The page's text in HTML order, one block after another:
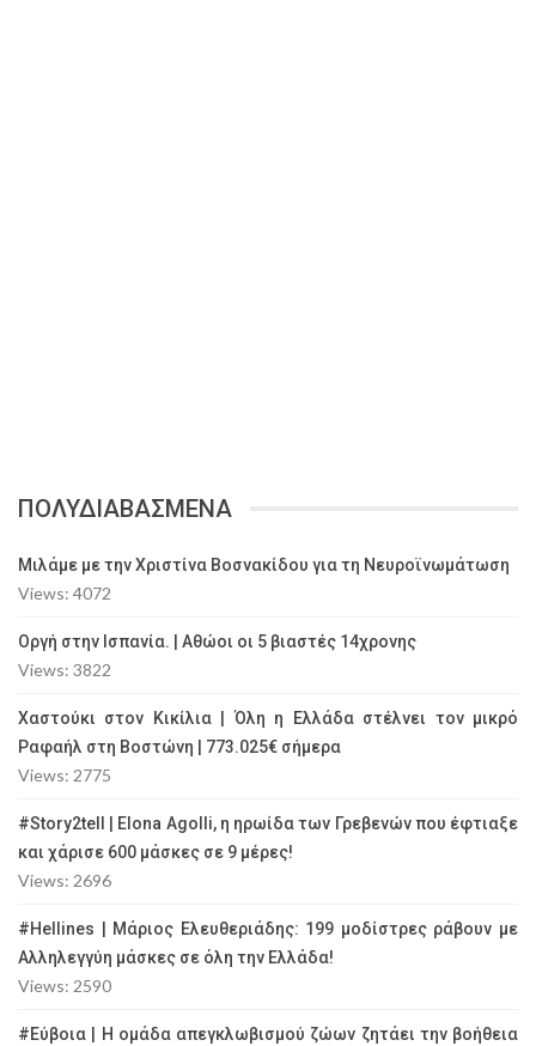
ΠΟΛΥΔΙΑΒΑΣΜΕΝΑ
Μιλάμε με την Χριστίνα Βοσνακίδου για τη Νευροϊνωμάτωση
Views: 4072
Οργή στην Ισπανία. | Αθώοι οι 5 βιαστές 14χρονης
Views: 3822
Χαστούκι στον Κικίλια | Όλη η Ελλάδα στέλνει τον μικρό
Ραφαήλ στη Βοστώνη | 773.025€ σήμερα
Views: 2775
#Story2tell | Elona Agolli, η ηρωίδα των Γρεβενών που έφτιαξε
και χάρισε 600 μάσκες σε 9 μέρες!
Views: 2696
#Hellines | Μάριος Ελευθεριάδης: 199 μοδίστρες ράβουν με
Αλληλεγγύη μάσκες σε όλη την Ελλάδα!
Views: 2590
#Εύβοια | Η ομάδα απεγκλωβισμού ζώων ζητάει την βοήθεια